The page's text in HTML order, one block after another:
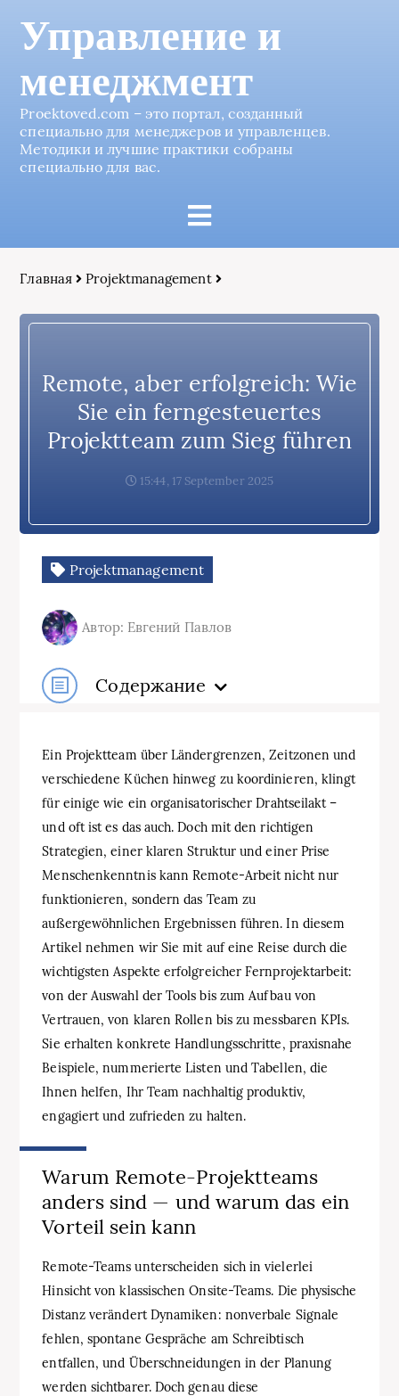
Управление и
менеджмент
Proektoved.com – это портал, созданный
специально для менеджеров и управленцев.
Методики и лучшие практики собраны
специально для вас.
Главная Projektmanagement
Remote, aber erfolgreich: Wie
Sie ein ferngesteuertes
Projektteam zum Sieg führen
15:44, 17 September 2025
Projektmanagement
Автор: Евгений Павлов
Содержание
Ein Projektteam über Ländergrenzen, Zeitzonen und
verschiedene Küchen hinweg zu koordinieren, klingt
für einige wie ein organisatorischer Drahtseilakt –
und oft ist es das auch. Doch mit den richtigen
Strategien, einer klaren Struktur und einer Prise
Menschenkenntnis kann Remote-Arbeit nicht nur
funktionieren, sondern das Team zu
außergewöhnlichen Ergebnissen führen. In diesem
Artikel nehmen wir Sie mit auf eine Reise durch die
wichtigsten Aspekte erfolgreicher Fernprojektarbeit:
von der Auswahl der Tools bis zum Aufbau von
Vertrauen, von klaren Rollen bis zu messbaren KPIs.
Sie erhalten konkrete Handlungsschritte, praxisnahe
Beispiele, nummerierte Listen und Tabellen, die
Ihnen helfen, Ihr Team nachhaltig produktiv,
engagiert und zufrieden zu halten.
Warum Remote-Projektteams
anders sind — und warum das ein
Vorteil sein kann
Remote-Teams unterscheiden sich in vielerlei
Hinsicht von klassischen Onsite-Teams. Die physische
Distanz verändert Dynamiken: nonverbale Signale
fehlen, spontane Gespräche am Schreibtisch
entfallen, und Überschneidungen in der Planung
werden sichtbarer. Doch genau diese